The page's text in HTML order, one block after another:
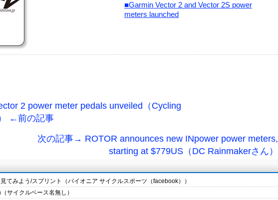
■Garmin Vector 2 and Vector 2S power
meters launched
2 power meter pedals unveiled（Cycling
←前の記事
次の記事→ ROTOR announces new INpower power meters,
starting at $779US（DC Rainmakerさん）
てみよう/スプリント（パイオニア サイクルスポーツ（facebook））
サイクルベース名無し）